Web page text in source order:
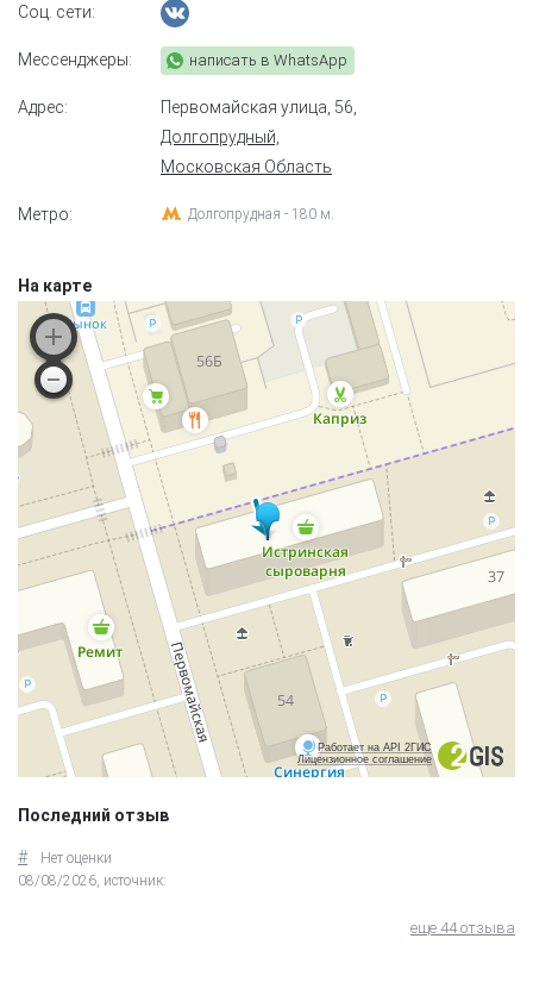
Соц. сети:
Мессенджеры: написать в WhatsApp
Адрес: Первомайская улица, 56
Долгопрудный,
Московская Область
Метро: Долгопрудная - 180 м.
На карте
Работает на API 2ГИС
Лицензионное соглашение
Последний отзыв
#
Нет оценки
08/08/2026, источник:
еще 44 отзыва